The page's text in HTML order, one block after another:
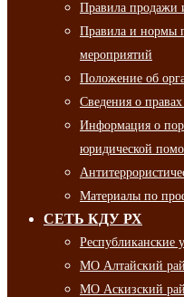
Правила продажи
Правила и нормы
мероприятий
Положение об
Сведения о
Информация о
юридической
Материалы по
СЕТЬ КДУ РХ
Республиканские
МО Алтайский
МО Аскизский